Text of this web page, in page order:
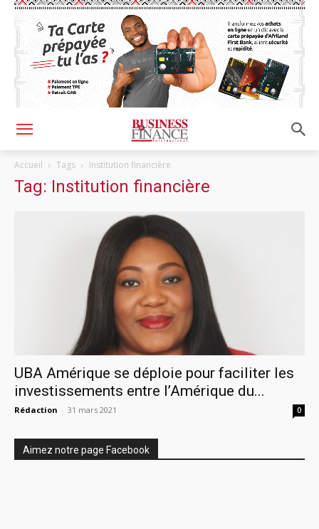
Accueil Tags Institution financière
Tag: Institution financière
UBA Amérique se déploie pour faciliter les
investissements entre l’Amérique du...
Rédaction - 31 mars 2021 0
Aimez notre page Facebook